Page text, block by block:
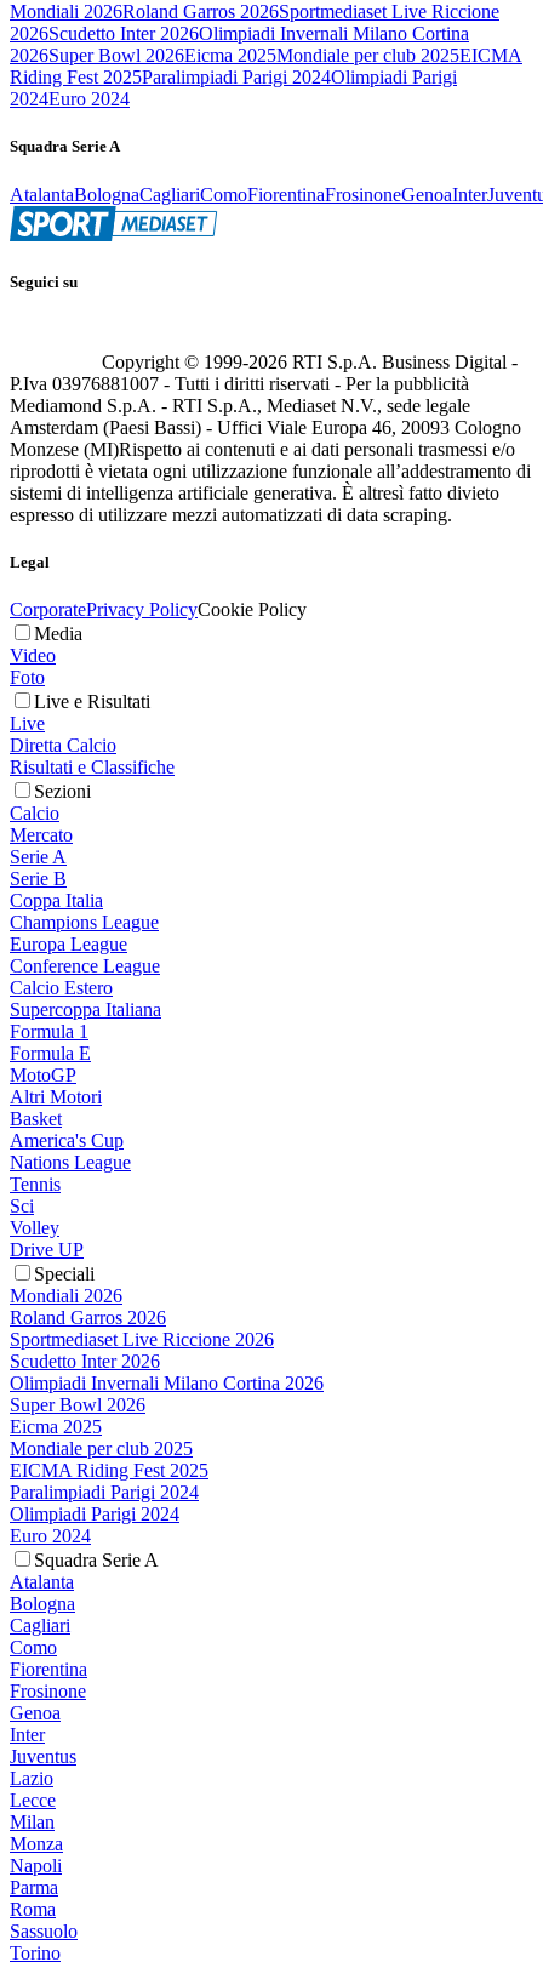
Mondiali 2026Roland Garros 2026Sportmediaset Live Riccione
2026Scudetto Inter 2026Olimpiadi Invernali Milano Cortina
2026Super Bowl 2026Eicma 2025Mondiale per club 2025EICMA
Riding Fest 2025Paralimpiadi Parigi 2024Olimpiadi Parigi
2024Euro 2024
Squadra Serie A
AtalantaBolognaCagliariComoFiorentinaFrosinoneGenoaInter
Seguici su
Copyright © 1999-2026 RTI S.p.A. Business Digital -
P.Iva 03976881007 - Tutti i diritti riservati - Per la pubblicità
Mediamond S.p.A. - RTI S.p.A., Mediaset N.V., sede legale
Amsterdam (Paesi Bassi) - Uffici Viale Europa 46, 20093 Cologno
Monzese (MI)Rispetto ai contenuti e ai dati personali trasmessi e/o
riprodotti è vietata ogni utilizzazione funzionale all’addestramento di
sistemi di intelligenza artificiale generativa. È altresì fatto divieto
espresso di utilizzare mezzi automatizzati di data scraping.
Legal
CorporatePrivacy PolicyCookie Policy
Media
Video
Foto
Live e Risultati
Live
Diretta Calcio
Risultati e Classifiche
Sezioni
Calcio
Mercato
Serie A
Serie B
Coppa Italia
Champions League
Europa League
Conference League
Calcio Estero
Supercoppa Italiana
Formula 1
Formula E
MotoGP
Altri Motori
Basket
America's Cup
Nations League
Tennis
Sci
Volley
Drive UP
Speciali
Mondiali 2026
Roland Garros 2026
Sportmediaset Live Riccione 2026
Scudetto Inter 2026
Olimpiadi Invernali Milano Cortina 2026
Super Bowl 2026
Eicma 2025
Mondiale per club 2025
EICMA Riding Fest 2025
Paralimpiadi Parigi 2024
Olimpiadi Parigi 2024
Euro 2024
Squadra Serie A
Atalanta
Bologna
Cagliari
Como
Fiorentina
Frosinone
Genoa
Inter
Juventus
Lazio
Lecce
Milan
Monza
Napoli
Parma
Roma
Sassuolo
Torino